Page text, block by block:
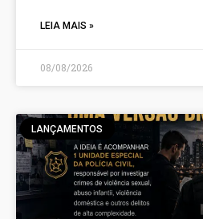
LEIA MAIS »
08/08/2026
LANÇAMENTOS